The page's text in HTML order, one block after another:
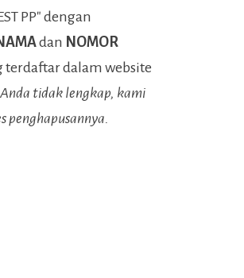
PP" dengan
dan NOMOR
terdaftar dalam website
tidak lengkap, kami
penghapusannya.